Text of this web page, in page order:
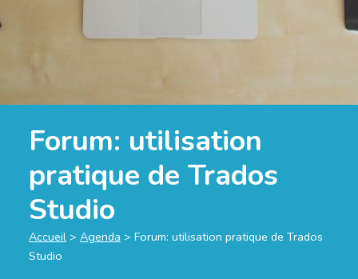
Forum: utilisation
pratique de Trados
Studio
Accueil > Agenda > Forum: utilisation pratique de Trados
Studio